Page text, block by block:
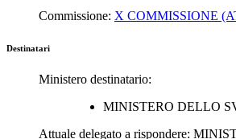
Commissione: X COMMISSIONE
Destinatari
Ministero destinatario:
MINISTERO DELLO
Attuale delegato a rispondere: